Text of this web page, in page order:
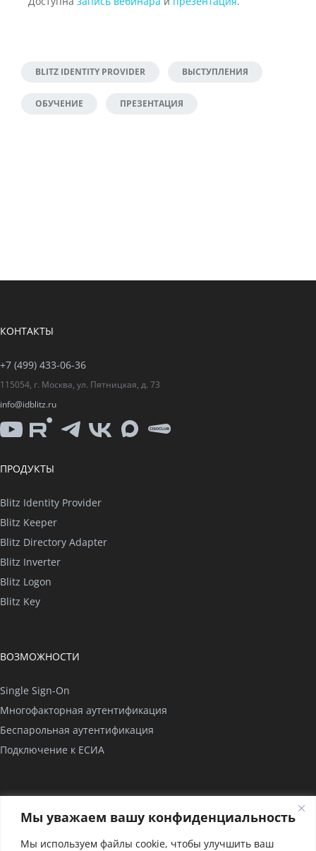
Мы уважаем вашу конфиденциальность
Мы используем файлы cookie, чтобы улучшить ваш
BLITZ IDENTITY PROVIDER ВЫСТУПЛЕНИЯ
ОБУЧЕНИЕ ПРЕЗЕНТАЦИЯ
КОНТАКТЫ
+7 (499) 433-06-36
115054, г. Москва, ул. Пятницкая, д. 73
info@idblitz.ru
YouTubeRutubeTelegram
VK Max
CISO
ПРОДУКТЫ
Blitz Identity Provider
Blitz Keeper
Blitz Directory Adapter
Blitz Inverter
Blitz Logon
Blitz Key
ВОЗМОЖНОСТИ
Single Sign-On
Многофакторная аутентификация
Беспарольная аутентификация
Подключение к ЕСИА
О нас